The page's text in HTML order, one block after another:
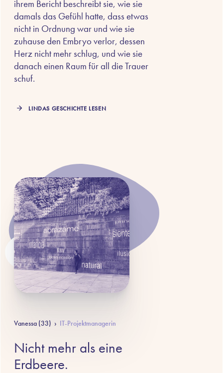
ihrem Bericht beschreibt sie, wie sie
damals das Gefühl hatte, dass etwas
nicht in Ordnung war und wie sie
zuhause den Embryo verlor, dessen
Herz nicht mehr schlug, und wie sie
danach einen Raum für all die Trauer
schuf.
LINDAS GESCHICHTE LESEN
Vanessa (33) › IT-Projektmanagerin
Nicht mehr als eine
Erdbeere.